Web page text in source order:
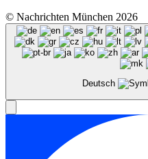
© Nachrichten München 2026
Deutsch